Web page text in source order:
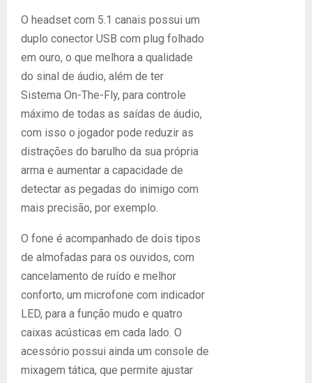
O headset com 5.1 canais possui um
duplo conector USB com plug folhado
em ouro, o que melhora a qualidade
do sinal de áudio, além de ter
Sistema On-The-Fly, para controle
máximo de todas as saídas de áudio,
com isso o jogador pode reduzir as
distrações do barulho da sua própria
arma e aumentar a capacidade de
detectar as pegadas do inimigo com
mais precisão, por exemplo.
O fone é acompanhado de dois tipos
de almofadas para os ouvidos, com
cancelamento de ruído e melhor
conforto, um microfone com indicador
LED, para a função mudo e quatro
caixas acústicas em cada lado. O
acessório possui ainda um console de
mixagem tática, que permite ajustar